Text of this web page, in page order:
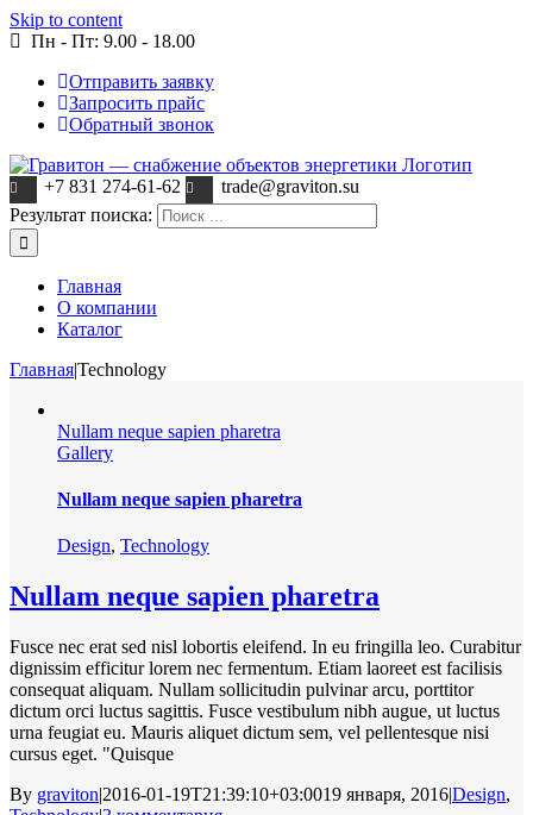
Skip to content
Пн - Пт: 9.00 - 18.00
Отправить заявку
Запросить прайс
Обратный звонок
+7 831 274-61-62
trade@graviton.su
Результат поиска:
Главная
О компании
Каталог
Главная|Technology
Nullam neque sapien pharetra
Gallery
Nullam neque sapien pharetra
Design, Technology
Nullam neque sapien pharetra
Fusce nec erat sed nisl lobortis eleifend. In eu fringilla leo. Curabitur
dignissim efficitur lorem nec fermentum. Etiam laoreet est facilisis
consequat aliquam. Nullam sollicitudin pulvinar arcu, porttitor
dictum orci luctus sagittis. Fusce vestibulum nibh augue, ut luctus
urna feugiat eu. Mauris aliquet dictum sem, vel pellentesque nisi
cursus eget. "Quisque
By graviton|2016-01-19T21:39:10+03:0019 января, 2016|Design,